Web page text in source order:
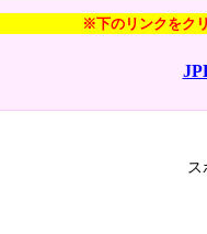
※下のリンクをク